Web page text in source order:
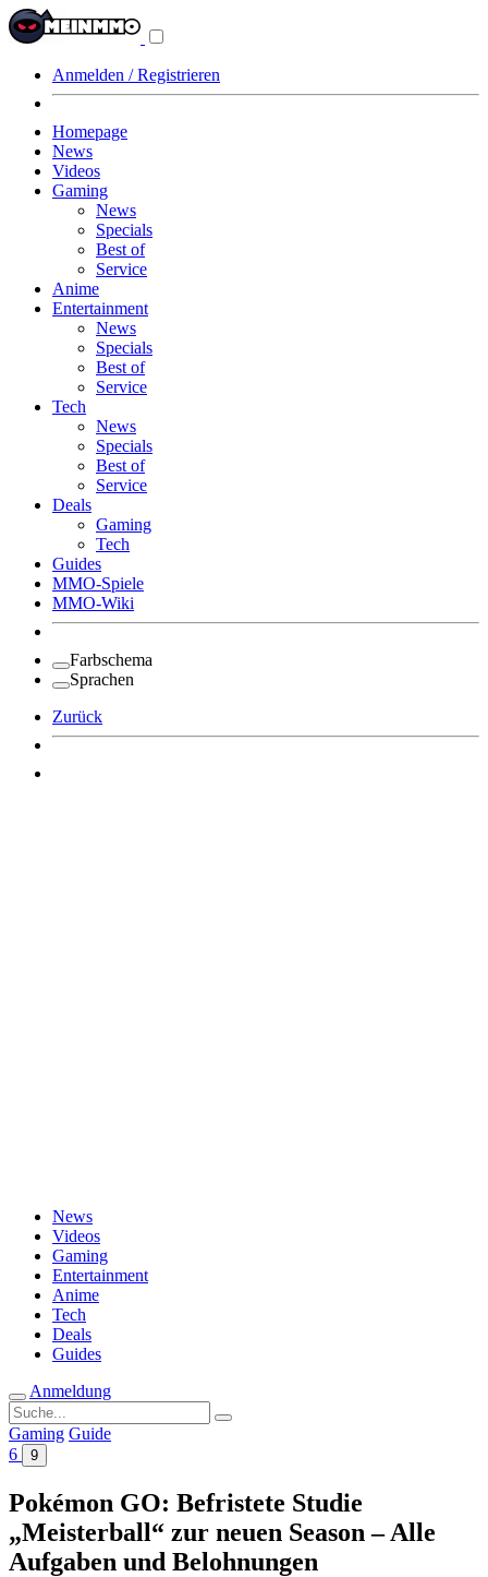
Anmelden / Registrieren
Homepage
News
Videos
Gaming
News
Specials
Best of
Service
Anime
Entertainment
News
Specials
Best of
Service
Tech
News
Specials
Best of
Service
Deals
Gaming
Tech
Guides
MMO-Spiele
MMO-Wiki
Farbschema
Sprachen
Zurück
News
Videos
Gaming
Entertainment
Anime
Tech
Deals
Guides
Anmeldung
Suche
nach:
Gaming Guide
6
9
Pokémon GO: Befristete Studie
„Meisterball“ zur neuen Season – Alle
Aufgaben und Belohnungen